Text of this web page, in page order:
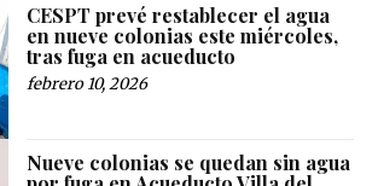
CESPT prevé restablecer el agua
en nueve colonias este miércoles,
tras fuga en acueducto
febrero 10, 2026
Nueve colonias se quedan sin agua